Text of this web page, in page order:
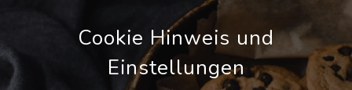
Cookie Hinweis und
Einstellungen